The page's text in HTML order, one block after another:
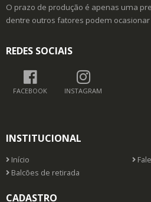
O prazo de produção é apenas uma
dentre outros fatores podem
REDES SOCIAIS
FACEBOOK INSTAGRAM
INSTITUCIONAL
Início
Balcões de retirada
CADASTRO